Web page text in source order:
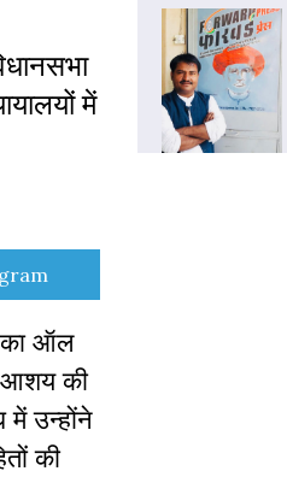
में
ऑल
आशय की
में उन्होंने
की